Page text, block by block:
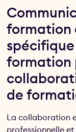
formation
formation
de
La collaboration
professionnelle